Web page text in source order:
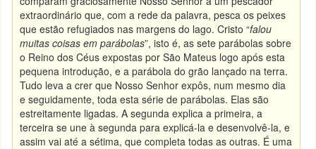
extraordinário que, com a rede da palavra, pesca os peixes
que estão refugiados nas margens do lago. Cristo “falou
muitas coisas em parábolas”, isto é, as sete parábolas sobre
o Reino dos Céus expostas por São Mateus logo após esta
pequena introdução, e a parábola do grão lançado na terra.
Tudo leva a crer que Nosso Senhor expôs, num mesmo dia
e seguidamente, toda esta série de parábolas. Elas são
estreitamente ligadas. A segunda explica a primeira, a
terceira se une à segunda para explicá-la e desenvolvê-la, e
assim vai até a sétima, que completa todas as outras. É uma